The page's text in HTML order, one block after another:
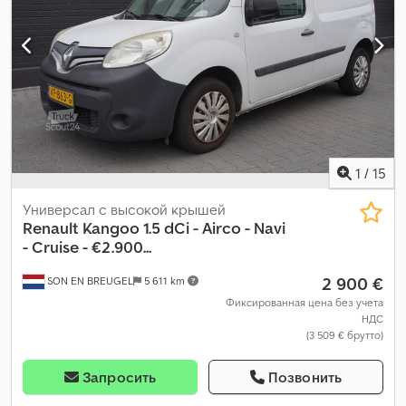
устройство, центральный замок, электрорегулировка
стекол, электрорегулируемое зеркало
1 / 15
SON EN BREUGEL 5 611 km
Универсал с высокой крышей
Renault Kangoo 1.5 dCi - Airco - Navi
- Cruise - €2.900...
2 900 €
Фиксированная цена без учета
НДС
(3 509 € брутто)
Запросить Позвонить